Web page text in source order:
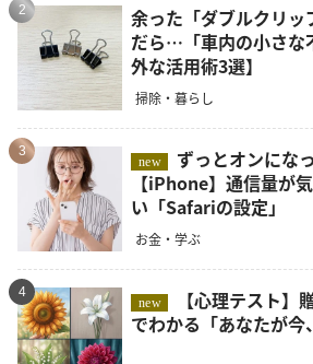
2
余った「ダブルクリ
だら…「車内の小さな
外な活用術3選】
掃除・暮らし
3
new
【iPhone】通信量が
い「Safariの設定」
お金・学ぶ
4
new
でわかる「あなたが今